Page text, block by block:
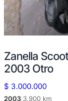
Zanella
2003 Otro
$ 3.000.000
2003 3.900 km